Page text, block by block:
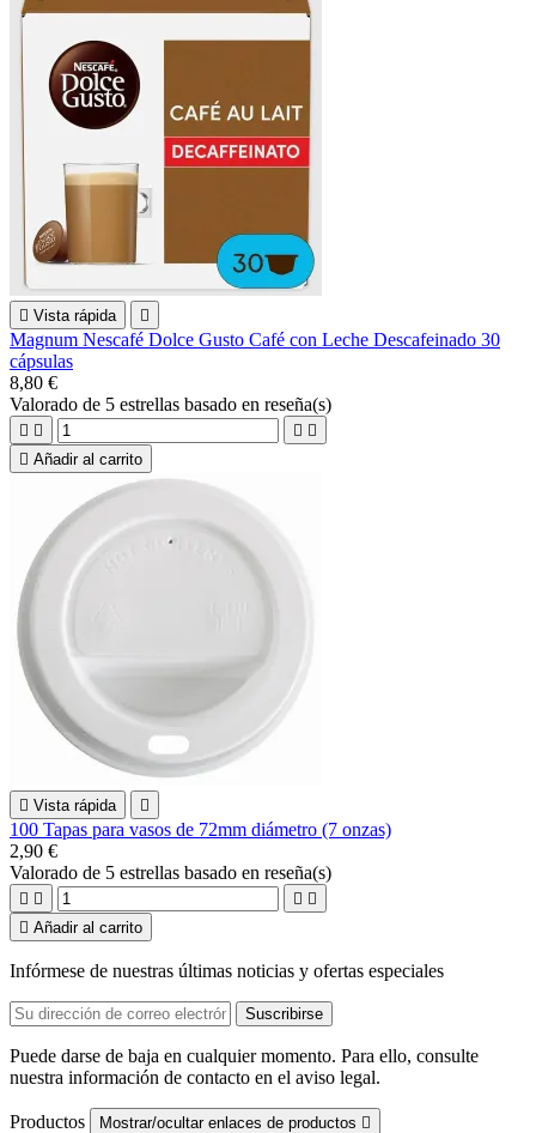
 Vista rápida 
Magnum Nescafé Dolce Gusto Café con Leche Descafeinado 30
cápsulas
8,80 €
Valorado de 5 estrellas basado en reseña(s)
   
 Añadir al carrito
 Vista rápida 
100 Tapas para vasos de 72mm diámetro (7 onzas)
2,90 €
Valorado de 5 estrellas basado en reseña(s)
   
 Añadir al carrito
Infórmese de nuestras últimas noticias y ofertas especiales
Puede darse de baja en cualquier momento. Para ello, consulte
nuestra información de contacto en el aviso legal.
Productos Mostrar/ocultar enlaces de productos 